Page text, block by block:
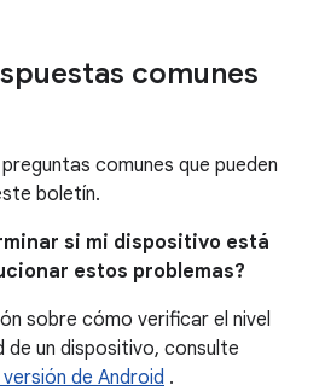
comunes
comunes que pueden
boletín.
si mi dispositivo está
estos problemas?
sobre cómo verificar el nivel
de un dispositivo, consulte
de Android .